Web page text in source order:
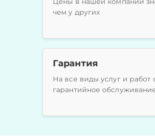
чем у других
Гарантия
На все виды услуг и работ
гарантийное